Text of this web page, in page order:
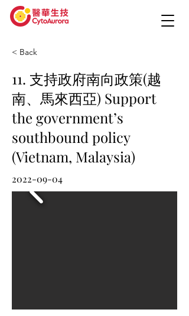
< Back
11. 支持政府南向政策(越
南、馬來西亞) Support
the government’s
southbound policy
(Vietnam, Malaysia)
2022-09-04